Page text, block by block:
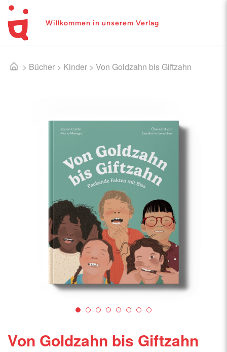
Willkommen in unserem Verlag
> Bücher > Kinder > Von Goldzahn bis Giftzahn
Von Goldzahn bis Giftzahn